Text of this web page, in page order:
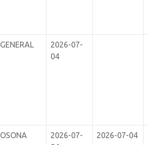
GENERAL
2026-07-
04
OSONA
2026-07-
2026-07-04